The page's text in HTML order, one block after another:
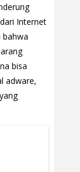
Internet
bahwa
bisa
adware,